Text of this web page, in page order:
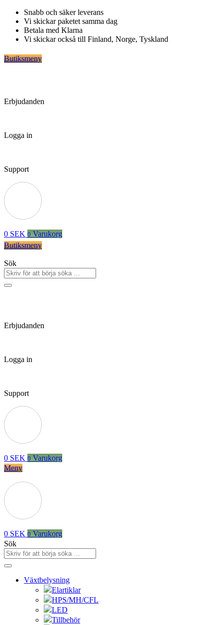
Hoppa
innehåll
Snabb och säker leverans
Vi skickar paketet samma dag
Betala med Klarna
Vi skickar också till Finland, Norge, Tyskland
Butiksmeny
Erbjudanden
Logga in
Support
0 SEK 0 Varukorg
Butiksmeny
Sök
Erbjudanden
Logga in
Support
0 SEK 0 Varukorg
Meny
0 SEK 0 Varukorg
Sök
Växtbelysning
Elartiklar
HPS/MH/CFL
LED
Tillbehör